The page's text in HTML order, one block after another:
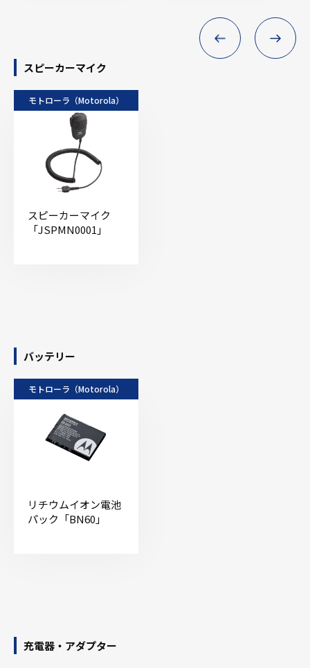
スピーカーマイク
モトローラ（Motorola）
スピーカーマイク
「JSPMN0001」
バッテリー
モトローラ（Motorola）
リチウムイオン電池
パック「BN60」
充電器・アダプター